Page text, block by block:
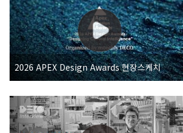
2026 APEX Design Awards 현장스케치